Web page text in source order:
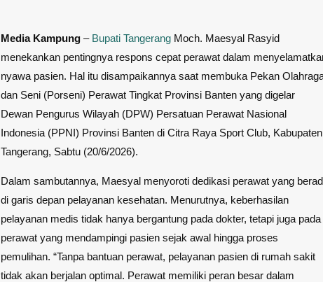
Media Kampung – Bupati Tangerang Moch. Maesyal Rasyid
menekankan pentingnya respons cepat perawat dalam
nyawa pasien. Hal itu disampaikannya saat membuka Pekan
dan Seni (Porseni) Perawat Tingkat Provinsi Banten yang digelar
Dewan Pengurus Wilayah (DPW) Persatuan Perawat Nasional
Indonesia (PPNI) Provinsi Banten di Citra Raya Sport Club, Kabupaten
Tangerang, Sabtu (20/6/2026).
Dalam sambutannya, Maesyal menyoroti dedikasi perawat yang
di garis depan pelayanan kesehatan. Menurutnya, keberhasilan
pelayanan medis tidak hanya bergantung pada dokter, tetapi juga pada
perawat yang mendampingi pasien sejak awal hingga proses
pemulihan. “Tanpa bantuan perawat, pelayanan pasien di rumah sakit
tidak akan berjalan optimal. Perawat memiliki peran besar dalam